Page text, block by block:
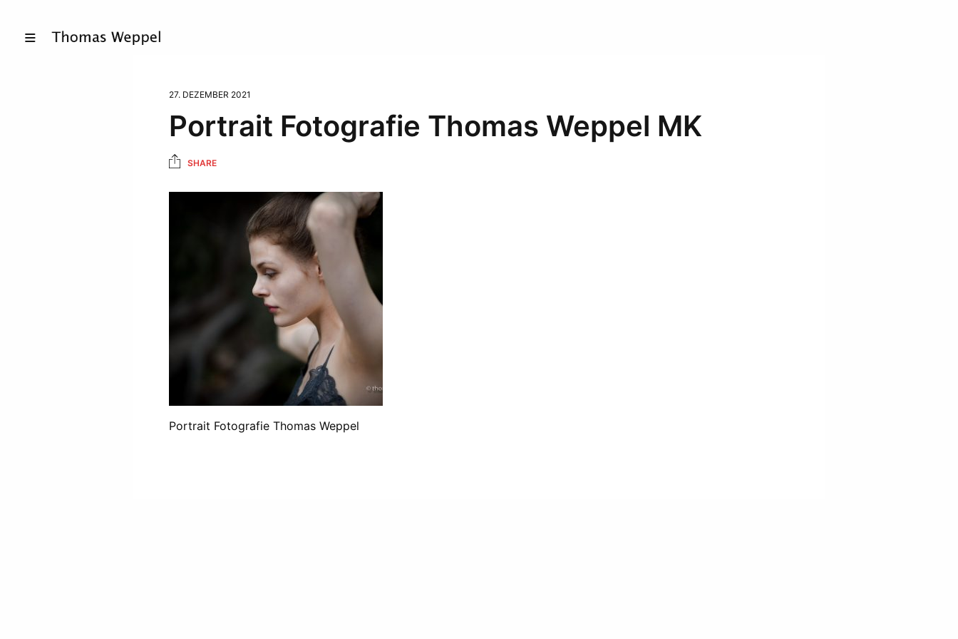
27. DEZEMBER 2021
Portrait Fotografie Thomas Weppel MK
SHARE
Portrait Fotografie Thomas Weppel